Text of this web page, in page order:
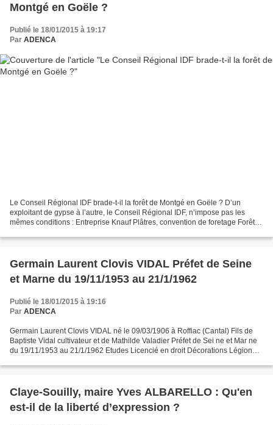
Montgé en Goële ?
Publié le 18/01/2015 à 19:17
Par ADENCA
Le Conseil Régional IDF brade-t-il la forêt de Montgé en Goële ? D’un
exploitant de gypse à l’autre, le Conseil Régional IDF, n’impose pas les
mêmes conditions : Entreprise Knauf Plâtres, convention de foretage Forêt
Germain Laurent Clovis VIDAL Préfet de Seine
et Marne du 19/11/1953 au 21/1/1962
Publié le 18/01/2015 à 19:16
Par ADENCA
Germain Laurent Clovis VIDAL né le 09/03/1906 à Roffiac (Cantal) Fils de
Baptiste Vidal cultivateur et de Mathilde Valadier Préfet de Sei ne et Mar ne
du 19/11/1953 au 21/1/1962 Etudes Licencié en droit Décorations Légion
Claye-Souilly, maire Yves ALBARELLO : Qu'en
est-il de la liberté d’expression ?